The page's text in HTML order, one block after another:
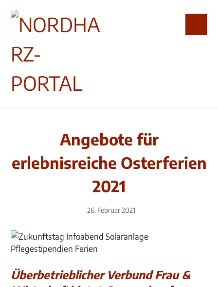
Angebote für
erlebnisreiche Osterferien
2021
26. Februar 2021
Überbetrieblicher Verbund Frau &